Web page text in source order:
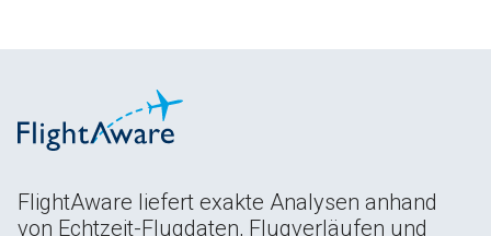
FlightAware liefert exakte Analysen anhand
von Echtzeit-Flugdaten, Flugverläufen und